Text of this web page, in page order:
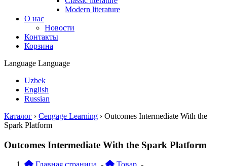
Modern literature
О нас
Новости
Контакты
Корзина
Language Language
Uzbek
English
Russian
Каталог › Cengage Learning › Outcomes Intermediate With the
Spark Platform
Outcomes Intermediate With the Spark Platform